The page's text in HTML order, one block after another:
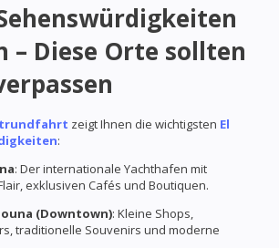
– Diese Orte sollten
zeigt Ihnen die wichtigsten El
:
: Der internationale Yachthafen mit
exklusiven Cafés und Boutiquen.
(Downtown): Kleine Shops,
traditionelle Souvenirs und moderne